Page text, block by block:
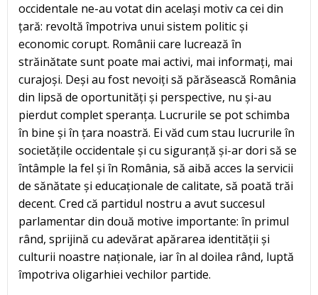
occidentale ne-au votat din același motiv ca cei din
țară: revoltă împotriva unui sistem politic și
economic corupt. Românii care lucrează în
străinătate sunt poate mai activi, mai informați, mai
curajoși. Deși au fost nevoiți să părăsească România
din lipsă de oportunități și perspective, nu și-au
pierdut complet speranța. Lucrurile se pot schimba
în bine și în țara noastră. Ei văd cum stau lucrurile în
societățile occidentale și cu siguranță și-ar dori să se
întâmple la fel și în România, să aibă acces la servicii
de sănătate și educaționale de calitate, să poată trăi
decent. Cred că partidul nostru a avut succesul
parlamentar din două motive importante: în primul
rând, sprijină cu adevărat apărarea identității și
culturii noastre naționale, iar în al doilea rând, luptă
împotriva oligarhiei vechilor partide.